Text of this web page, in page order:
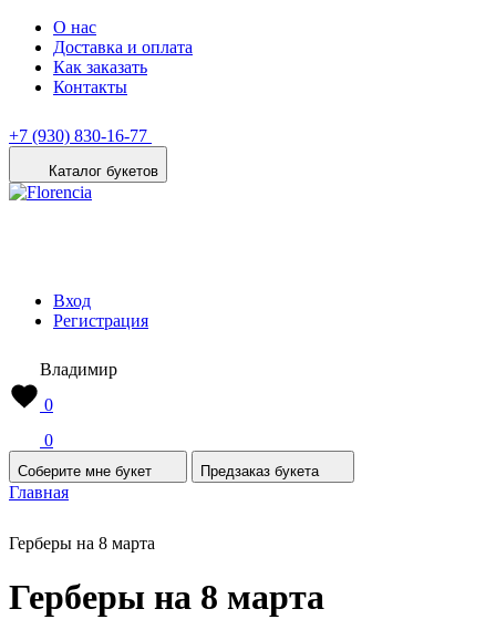
О нас
Доставка и оплата
Как заказать
Контакты
+7 (930) 830-16-77
Каталог букетов
Вход
Регистрация
Владимир
0
0
Соберите мне букет Предзаказ букета
Главная
Герберы на 8 марта
Герберы на 8 марта